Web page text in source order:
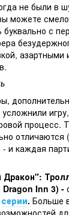
не были в
можете
с
азартными
процесс.
отличаются
- и каждая
Дракон":
Inn 3) -
серии. Больше